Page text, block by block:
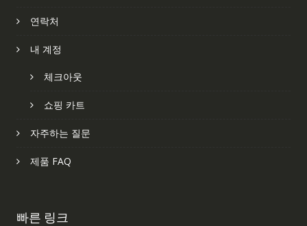
연락처
내 계정
체크아웃
쇼핑 카트
자주하는 질문
제품 FAQ
빠른 링크